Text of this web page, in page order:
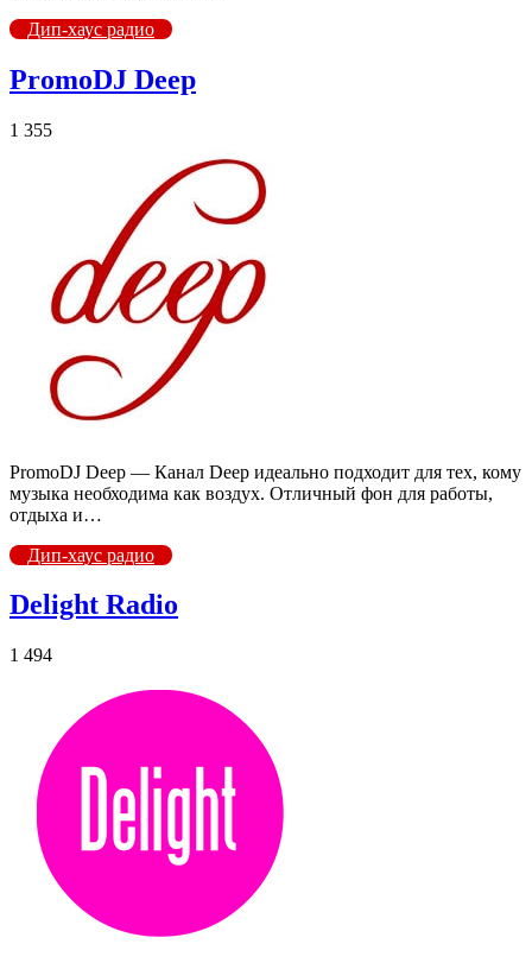
Дип-хаус радио
PromoDJ Deep
1 355
PromoDJ Deep — Канал Deep идеально подходит для тех, кому
музыка необходима как воздух. Отличный фон для работы,
отдыха и…
Дип-хаус радио
Delight Radio
1 494